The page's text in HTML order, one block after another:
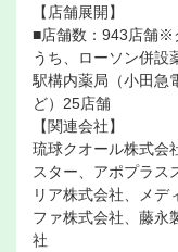
【店舗展開】
■店舗数：943店舗※
うち、ローソン併設
駅構内薬局（小田急
ど）25店舗
【関連会社】
琉球クオール株式会
スター、アポプラス
リア株式会社、メデ
ファ株式会社、藤永
社